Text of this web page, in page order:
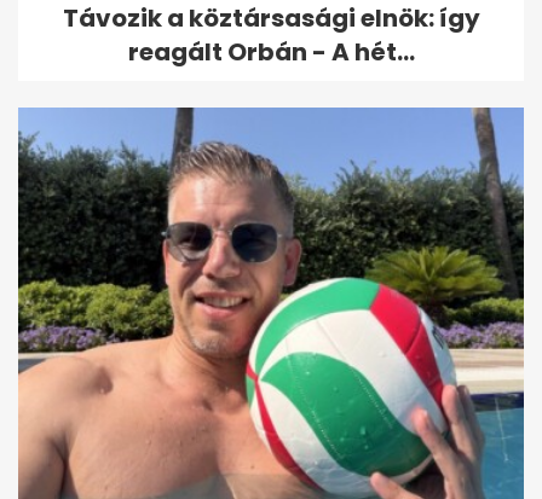
Távozik a köztársasági elnök: így
reagált Orbán - A hét...